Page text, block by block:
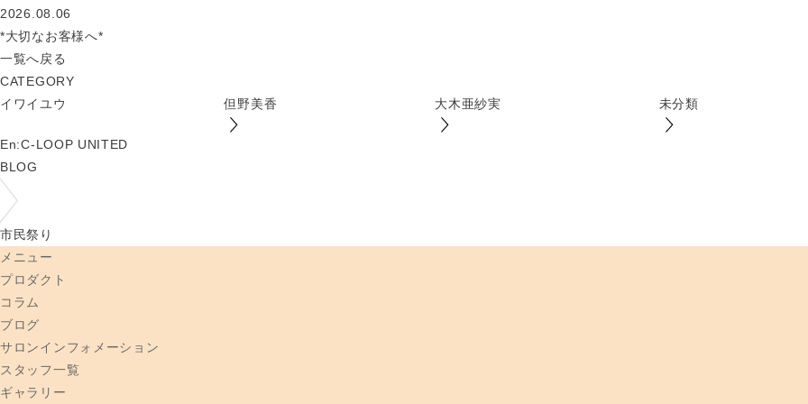
2026.08.06
*大切なお客様へ*
一覧へ戻る
CATEGORY
イワイユウ
但野美香 大木亜紗実 未分類
En:C-LOOP UNITED
BLOG
市民祭り
メニュー
プロダクト
コラム
ブログ
サロンインフォメーション
スタッフ一覧
ギャラリー